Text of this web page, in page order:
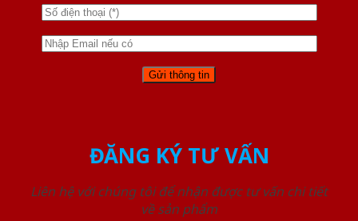
ĐĂNG KÝ TƯ VẤN
Liên hệ với chúng tôi để nhận được tư vấn chi tiết
về sản phẩm